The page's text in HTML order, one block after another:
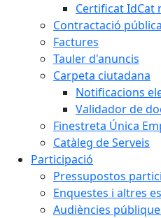
Certificat IdCat
Contractació pública
Factures
Tauler d'anuncis
Carpeta ciutadana
Notificacions
Validador de
Finestreta Única
Catàleg de Serveis
Participació
Pressupostos
Enquestes i altres
Audiències